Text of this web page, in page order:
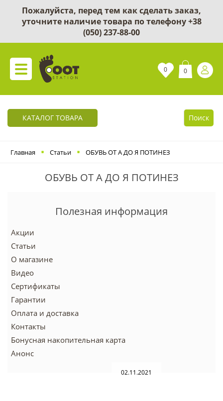
Пожалуйста, перед тем как сделать заказ,
уточните наличие товара по телефону+38
(050) 237-88-00
0 0
КАТАЛОГ ТОВАРА Поиск
Главная Статьи ОБУВЬ ОТ А ДО Я ПОТИНЕЗ
ОБУВЬ ОТ А ДО Я ПОТИНЕЗ
Полезная информация
Акции
Статьи
О магазине
Видео
Сертификаты
Гарантии
Оплата и доставка
Контакты
Бонусная накопительная карта
Анонс
02.11.2021